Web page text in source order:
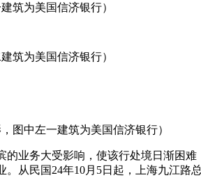
筑为美国信济银行）
筑为美国信济银行）
图中左一建筑为美国信济银行）
业务大受影响，使该行处境日渐困
从民国24年10月5日起，上海九江路